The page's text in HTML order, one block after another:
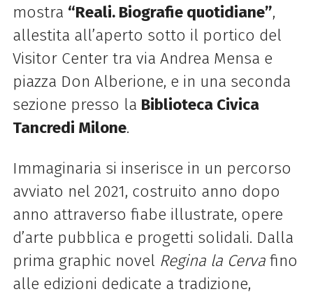
mostra “Reali. Biografie quotidiane”,
allestita all’aperto sotto il portico del
Visitor Center tra via Andrea Mensa e
piazza Don Alberione, e in una seconda
sezione presso la Biblioteca Civica
Tancredi Milone.
Immaginaria si inserisce in un percorso
avviato nel 2021, costruito anno dopo
anno attraverso fiabe illustrate, opere
d’arte pubblica e progetti solidali. Dalla
prima graphic novel Regina la Cervafino
alle edizioni dedicate a tradizione,